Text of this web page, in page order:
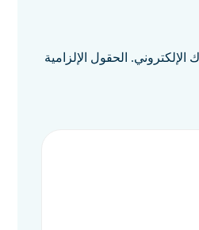
الإلكتروني. الحقول الإلزامية